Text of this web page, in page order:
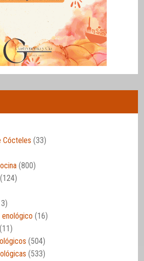
Cócteles (33)
(800)
(124)
enológico (16)
(11)
(504)
(533)